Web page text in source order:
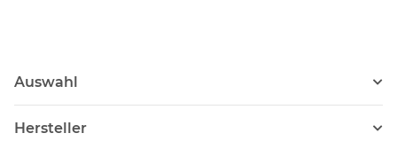
Auswahl
Hersteller